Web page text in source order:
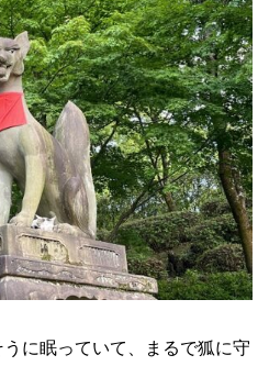
に眠っていて、まるで狐に守